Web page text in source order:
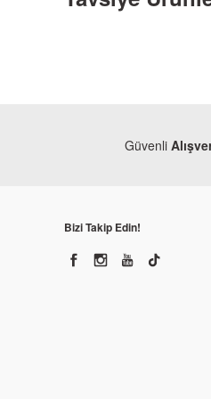
Güvenli
Bizi Takip Edin!